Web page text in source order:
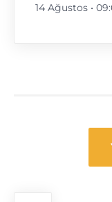
14 Ağustos •